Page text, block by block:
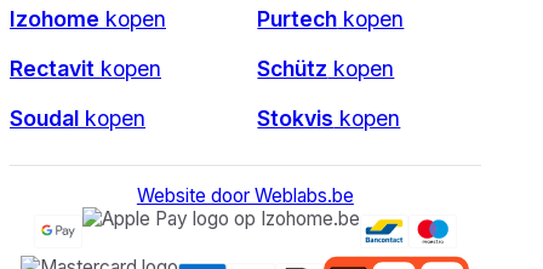
Izohome kopen Purtech kopen
Rectavit kopen Schütz kopen
Soudal kopen Stokvis kopen
Website door Weblabs.be